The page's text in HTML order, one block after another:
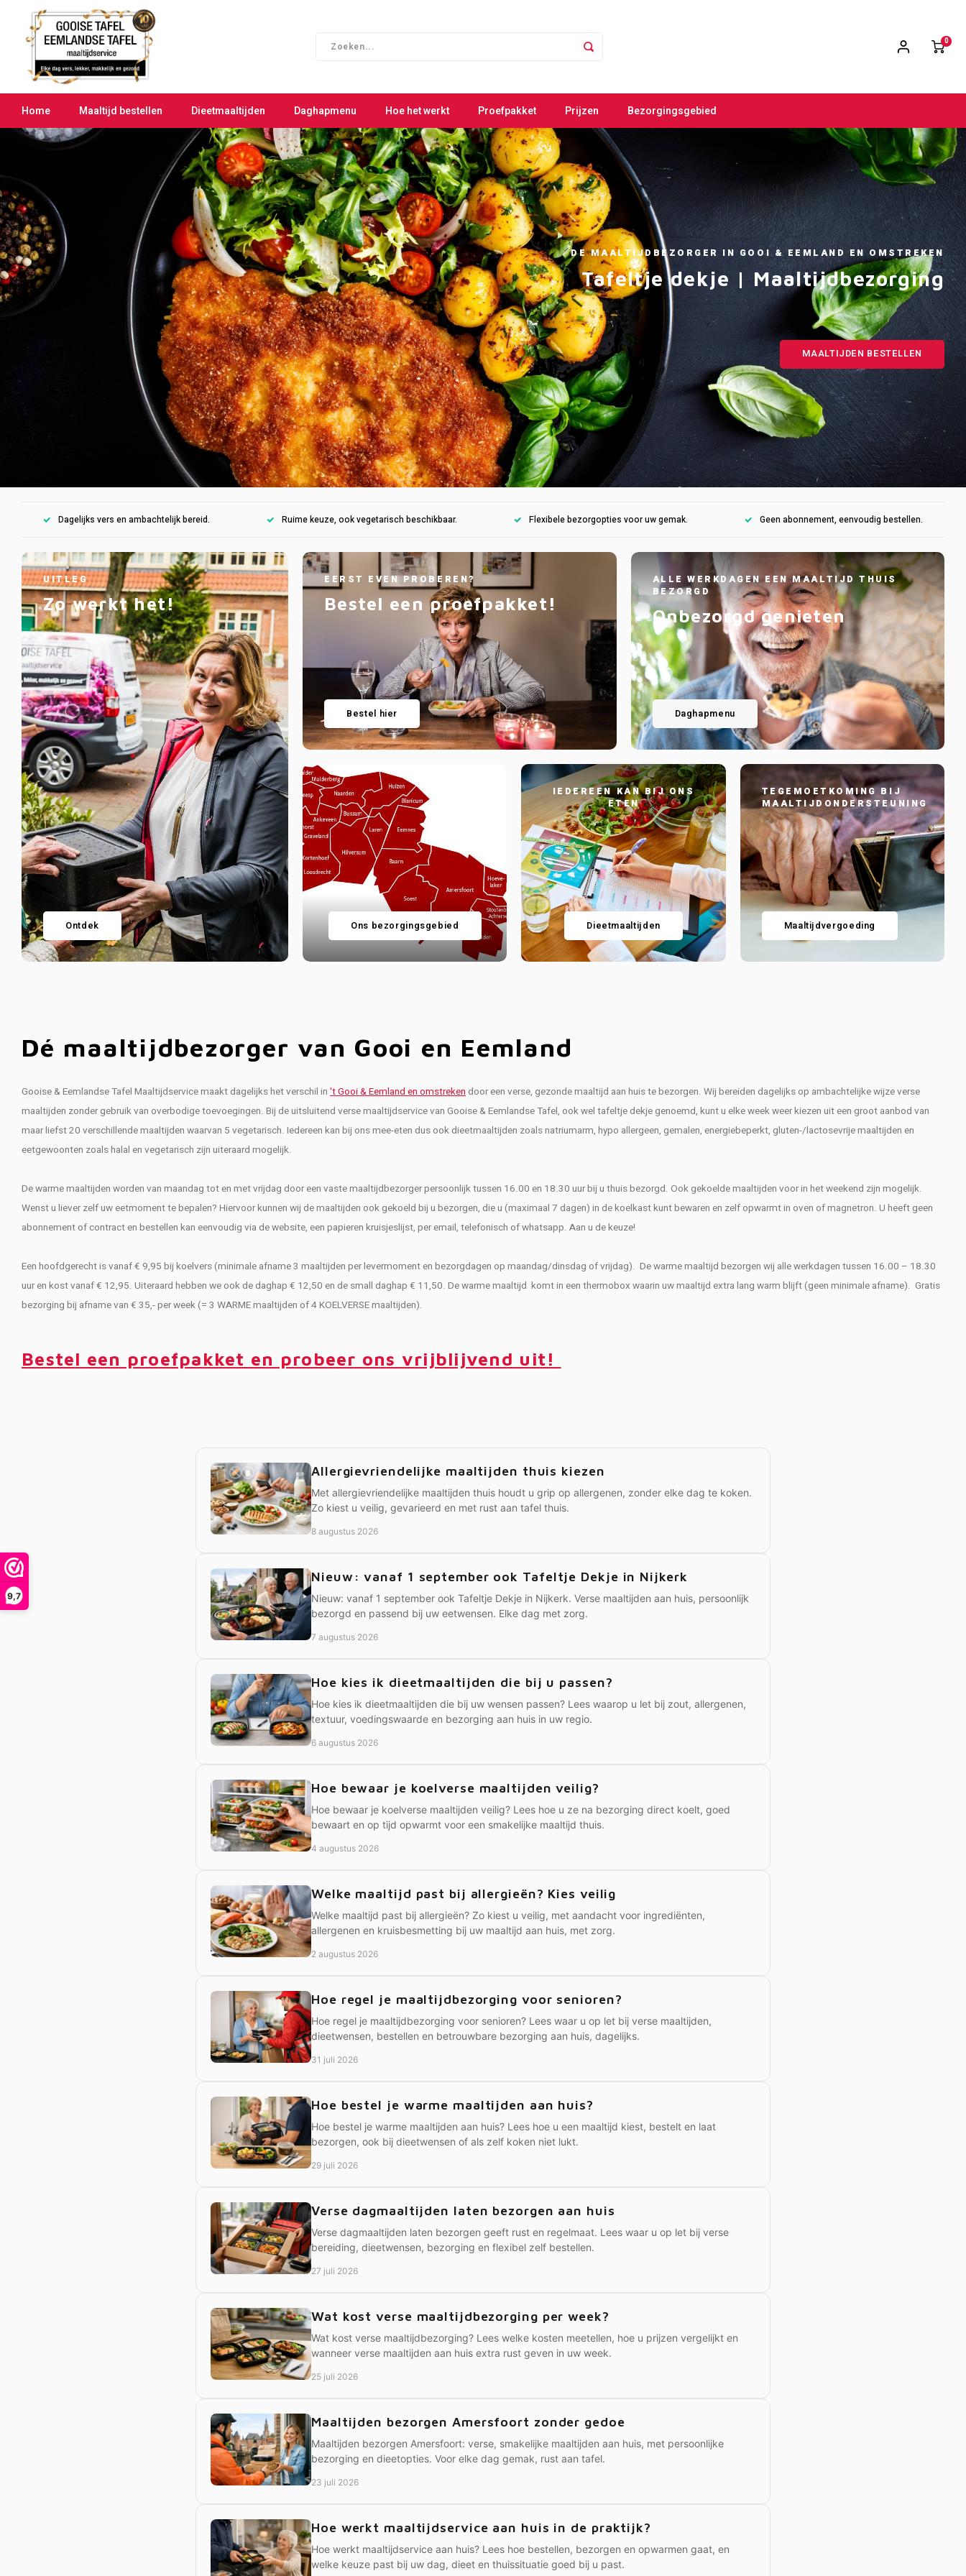
9,7
0
Home Maaltijd bestellen Dieetmaaltijden Daghapmenu Hoe het werkt Proefpakket Prijzen Bezorgingsgebied
DE MAALTIJDBEZORGER IN GOOI & EEMLAND EN OMSTREKEN
Tafeltje dekje | Maaltijdbezorging
MAALTIJDEN BESTELLEN
Dagelijks vers en ambachtelijk bereid. Ruime keuze, ook vegetarisch beschikbaar. Flexibele bezorgopties voor uw gemak. Geen abonnement, eenvoudig bestellen.
UITLEG
Zo werkt het!
Ontdek
EERST EVEN PROBEREN?
Bestel een proefpakket!
Bestel hier
ALLE WERKDAGEN EEN MAALTIJD THUIS
BEZORGD
Onbezorgd genieten
Daghapmenu
Ons bezorgingsgebied
IEDEREEN KAN BIJ ONS
ETEN
Dieetmaaltijden
TEGEMOETKOMING BIJ
MAALTIJDONDERSTEUNING
Maaltijdvergoeding
Dé maaltijdbezorger van Gooi en Eemland
Gooise & Eemlandse Tafel Maaltijdservice maakt dagelijks het verschil in 't Gooi & Eemland en omstrekendoor een verse, gezonde maaltijd aan huis te bezorgen. Wij bereiden dagelijks op ambachtelijke wijze verse
maaltijden zonder gebruik van overbodige toevoegingen. Bij de uitsluitend verse maaltijdservice van Gooise & Eemlandse Tafel, ook wel tafeltje dekje genoemd, kunt u elke week weer kiezen uit een groot aanbod van
maar liefst 20 verschillende maaltijden waarvan 5 vegetarisch. Iedereen kan bij ons mee-eten dus ook dieetmaaltijden zoals natriumarm, hypo allergeen, gemalen, energiebeperkt, gluten-/lactosevrije maaltijden en
eetgewoonten zoals halal en vegetarisch zijn uiteraard mogelijk.
De warme maaltijden worden van maandag tot en met vrijdag door een vaste maaltijdbezorger persoonlijk tussen 16.00 en 18.30 uur bij u thuis bezorgd. Ook gekoelde maaltijden voor in het weekend zijn mogelijk.
Wenst u liever zelf uw eetmoment te bepalen? Hiervoor kunnen wij de maaltijden ook gekoeld bij u bezorgen, die u (maximaal 7 dagen) in de koelkast kunt bewaren en zelf opwarmt in oven of magnetron. U heeft geen
abonnement of contract en bestellen kan eenvoudig via de website, een papieren kruisjeslijst, per email, telefonisch of whatsapp. Aan u de keuze!
Een hoofdgerecht is vanaf € 9,95 bij koelvers (minimale afname 3 maaltijden per levermoment en bezorgdagen op maandag/dinsdag of vrijdag). De warme maaltijd bezorgen wij alle werkdagen tussen 16.00 – 18.30
uur en kost vanaf € 12,95. Uiteraard hebben we ook de daghap € 12,50 en de small daghap € 11,50. De warme maaltijd komt in een thermobox waarin uw maaltijd extra lang warm blijft (geen minimale afname). Gratis
bezorging bij afname van € 35,- per week (= 3 WARME maaltijden of 4 KOELVERSE maaltijden).
Bestel een proefpakket en probeer ons vrijblijvend uit!
Allergievriendelijke maaltijden thuis kiezen
Met allergievriendelijke maaltijden thuis houdt u grip op allergenen, zonder elke dag te koken.
Zo kiest u veilig, gevarieerd en met rust aan tafel thuis.
8 augustus 2026
Nieuw: vanaf 1 september ook Tafeltje Dekje in Nijkerk
Nieuw: vanaf 1 september ook Tafeltje Dekje in Nijkerk. Verse maaltijden aan huis, persoonlijk
bezorgd en passend bij uw eetwensen. Elke dag met zorg.
7 augustus 2026
Hoe kies ik dieetmaaltijden die bij u passen?
Hoe kies ik dieetmaaltijden die bij uw wensen passen? Lees waarop u let bij zout, allergenen,
textuur, voedingswaarde en bezorging aan huis in uw regio.
6 augustus 2026
Hoe bewaar je koelverse maaltijden veilig?
Hoe bewaar je koelverse maaltijden veilig? Lees hoe u ze na bezorging direct koelt, goed
bewaart en op tijd opwarmt voor een smakelijke maaltijd thuis.
4 augustus 2026
Welke maaltijd past bij allergieën? Kies veilig
Welke maaltijd past bij allergieën? Zo kiest u veilig, met aandacht voor ingrediënten,
allergenen en kruisbesmetting bij uw maaltijd aan huis, met zorg.
2 augustus 2026
Hoe regel je maaltijdbezorging voor senioren?
Hoe regel je maaltijdbezorging voor senioren? Lees waar u op let bij verse maaltijden,
dieetwensen, bestellen en betrouwbare bezorging aan huis, dagelijks.
31 juli 2026
Hoe bestel je warme maaltijden aan huis?
Hoe bestel je warme maaltijden aan huis? Lees hoe u een maaltijd kiest, bestelt en laat
bezorgen, ook bij dieetwensen of als zelf koken niet lukt.
29 juli 2026
Verse dagmaaltijden laten bezorgen aan huis
Verse dagmaaltijden laten bezorgen geeft rust en regelmaat. Lees waar u op let bij verse
bereiding, dieetwensen, bezorging en flexibel zelf bestellen.
27 juli 2026
Wat kost verse maaltijdbezorging per week?
Wat kost verse maaltijdbezorging? Lees welke kosten meetellen, hoe u prijzen vergelijkt en
wanneer verse maaltijden aan huis extra rust geven in uw week.
25 juli 2026
Maaltijden bezorgen Amersfoort zonder gedoe
Maaltijden bezorgen Amersfoort: verse, smakelijke maaltijden aan huis, met persoonlijke
bezorging en dieetopties. Voor elke dag gemak, rust aan tafel.
23 juli 2026
Hoe werkt maaltijdservice aan huis in de praktijk?
Hoe werkt maaltijdservice aan huis? Lees hoe bestellen, bezorgen en opwarmen gaat, en
welke keuze past bij uw dag, dieet en thuissituatie goed bij u past.